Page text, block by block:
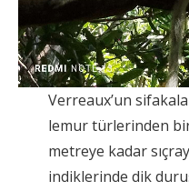
Verreaux’un
lemur türlerinden
metreye kadar
indiklerinde dik